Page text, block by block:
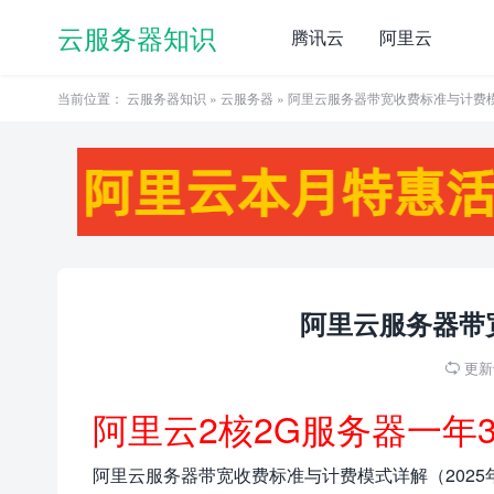
云服务器知识 腾讯云 阿里云
当前位置： 云服务器知识 » 云服务器 » 阿里云服务器带宽收费标准与计费
阿里云服务器
 更
阿里云2核2G服务器一年
阿里云服务器带宽收费标准与计费模式详解（2025